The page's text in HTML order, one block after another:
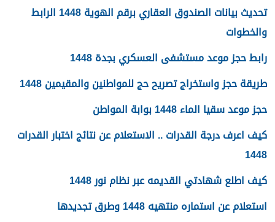
تحديث بيانات الصندوق العقاري برقم الهوية 1448 الرابط
والخطوات
رابط حجز موعد مستشفى العسكري بجدة 1448
طريقة حجز واستخراج تصريح حج للمواطنين والمقيمين 1448
حجز موعد سقيا الماء 1448 بوابة المواطن
كيف اعرف درجة القدرات .. الاستعلام عن نتائج اختبار القدرات
1448
كيف اطلع شهادتي القديمه عبر نظام نور 1448
استعلام عن استماره منتهيه 1448 وطرق تجديدها